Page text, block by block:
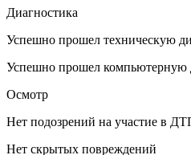
Диагностика
Успешно прошел техническую
Успешно прошел компьютерную
Осмотр
Нет подозрений на участие в
Нет скрытых повреждений